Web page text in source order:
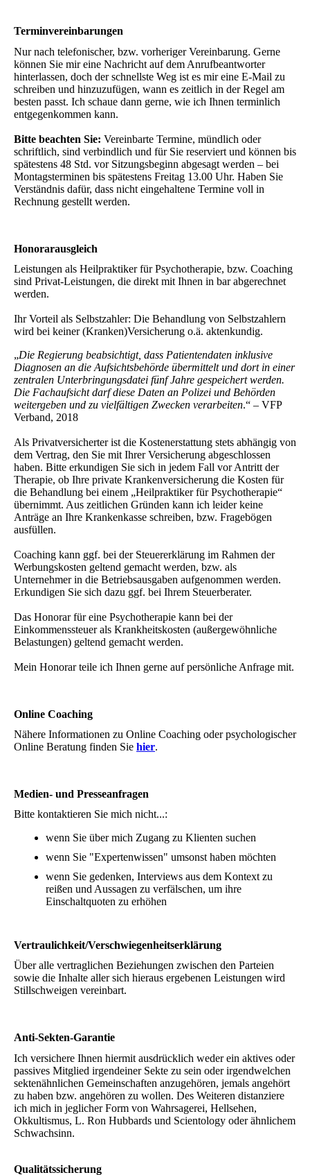
Terminvereinbarungen
Nur nach telefonischer, bzw. vorheriger Vereinbarung. Gerne
können Sie mir eine Nachricht auf dem Anrufbeantworter
hinterlassen, doch der schnellste Weg ist es mir eine E-Mail zu
schreiben und hinzuzufügen, wann es zeitlich in der Regel am
besten passt. Ich schaue dann gerne, wie ich Ihnen terminlich
entgegenkommen kann.
Bitte beachten Sie: Vereinbarte Termine, mündlich oder
schriftlich, sind verbindlich und für Sie reserviert und können bis
spätestens 48 Std. vor Sitzungsbeginn abgesagt werden – bei
Montagsterminen bis spätestens Freitag 13.00 Uhr. Haben Sie
Verständnis dafür, dass nicht eingehaltene Termine voll in
Rechnung gestellt werden.
Honorarausgleich
Leistungen als Heilpraktiker für Psychotherapie, bzw. Coaching
sind Privat-Leistungen, die direkt mit Ihnen in bar abgerechnet
werden.
Ihr Vorteil als Selbstzahler: Die Behandlung von Selbstzahlern
wird bei keiner (Kranken)Versicherung o.ä. aktenkundig.
„Die Regierung beabsichtigt, dass Patientendaten inklusive
Diagnosen an die Aufsichtsbehörde übermittelt und dort in einer
zentralen Unterbringungsdatei fünf Jahre gespeichert werden.
Die Fachaufsicht darf diese Daten an Polizei und Behörden
weitergeben und zu vielfältigen Zwecken verarbeiten.“ – VFP
Verband, 2018
Als Privatversicherter ist die Kostenerstattung stets abhängig von
dem Vertrag, den Sie mit Ihrer Versicherung abgeschlossen
haben. Bitte erkundigen Sie sich in jedem Fall vor Antritt der
Therapie, ob Ihre private Krankenversicherung die Kosten für
die Behandlung bei einem „Heilpraktiker für Psychotherapie“
übernimmt. Aus zeitlichen Gründen kann ich leider keine
Anträge an Ihre Krankenkasse schreiben, bzw. Fragebögen
ausfüllen.
Coaching kann ggf. bei der Steuererklärung im Rahmen der
Werbungskosten geltend gemacht werden, bzw. als
Unternehmer in die Betriebsausgaben aufgenommen werden.
Erkundigen Sie sich dazu ggf. bei Ihrem Steuerberater.
Das Honorar für eine Psychotherapie kann bei der
Einkommenssteuer als Krankheitskosten (außergewöhnliche
Belastungen) geltend gemacht werden.
Mein Honorar teile ich Ihnen gerne auf persönliche Anfrage mit.
Online Coaching
Nähere Informationen zu Online Coaching oder psychologischer
Online Beratung finden Sie hier.
Medien- und Presseanfragen
Bitte kontaktieren Sie mich nicht...:
wenn Sie über mich Zugang zu Klienten suchen
wenn Sie "Expertenwissen" umsonst haben möchten
wenn Sie gedenken, Interviews aus dem Kontext zu
reißen und Aussagen zu verfälschen, um ihre
Einschaltquoten zu erhöhen
Vertraulichkeit/Verschwiegenheitserklärung
Über alle vertraglichen Beziehungen zwischen den Parteien
sowie die Inhalte aller sich hieraus ergebenen Leistungen wird
Stillschweigen vereinbart.
Anti-Sekten-Garantie
Ich versichere Ihnen hiermit ausdrücklich weder ein aktives oder
passives Mitglied irgendeiner Sekte zu sein oder irgendwelchen
sektenähnlichen Gemeinschaften anzugehören, jemals angehört
zu haben bzw. angehören zu wollen. Des Weiteren distanziere
ich mich in jeglicher Form von Wahrsagerei, Hellsehen,
Okkultismus, L. Ron Hubbards und Scientology oder ähnlichem
Schwachsinn.
Qualitätssicherung